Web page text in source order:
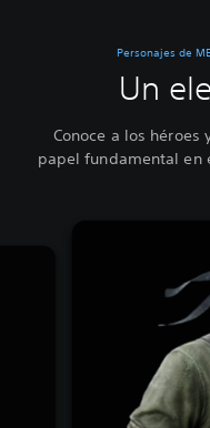
Personajes de
Un
Conoce a los
papel fundamental en